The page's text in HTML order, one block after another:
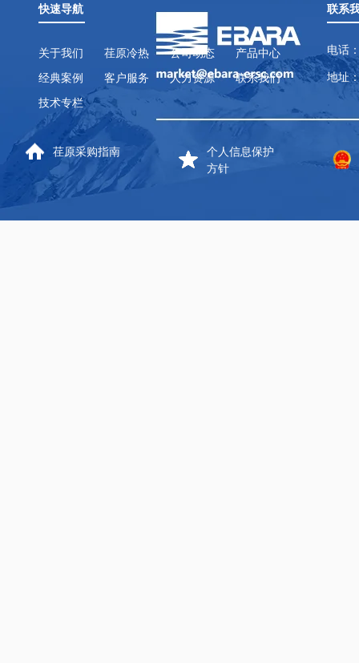
快速导航
关于我们 荏原冷热 公司动态
产品中心
经典案例
客户服务 人力资源
联系我们
技术专栏
联系
电话
地址
荏原采购指南
个人信息保护
方针